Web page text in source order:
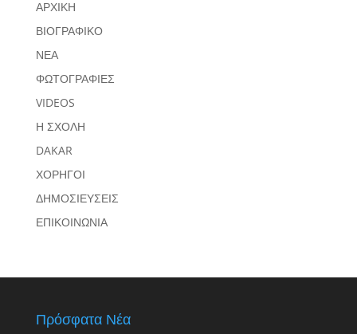
ΑΡΧΙΚΗ
ΒΙΟΓΡΑΦΙΚΟ
ΝΕΑ
ΦΩΤΟΓΡΑΦΙΕΣ
VIDEOS
Η ΣΧΟΛΗ
DAKAR
ΧΟΡΗΓΟΙ
ΔΗΜΟΣΙΕΥΣΕΙΣ
ΕΠΙΚΟΙΝΩΝΙΑ
Πρόσφατα Νέα